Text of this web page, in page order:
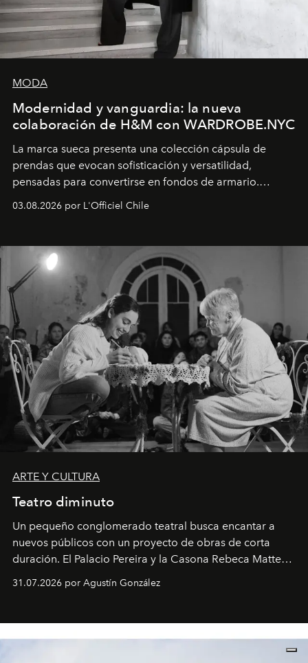
MODA
Modernidad y vanguardia: la nueva
colaboración de H&M con WARDROBE.NYC
La marca sueca presenta una colección cápsula de
prendas que evocan sofisticación y versatilidad,
pensadas para convertirse en fondos de armario.
Disponible en Chile desde el 6 de agosto.
03.08.2026 por L'Officiel Chile
ARTE Y CULTURA
Teatro diminuto
Un pequeño conglomerado teatral busca encantar a
nuevos públicos con un proyecto de obras de corta
duración. El Palacio Pereira y la Casona Rebeca Matte
son algunos de los lugares que han albergado estas
miniobras. Sus puestas en escena son limpias; ponen el
31.07.2026 por Agustín González